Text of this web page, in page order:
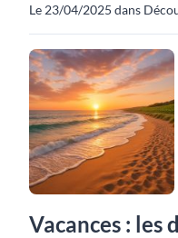
Le 23/04/2025 dans
Vacances : les